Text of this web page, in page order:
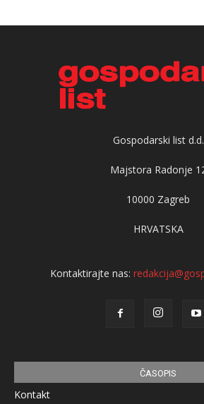
Gospodarski list d.d.
Majstora Radonje
10000 Zagreb
HRVATSKA
Kontaktirajte nas:
ČASOPIS
Kontakt